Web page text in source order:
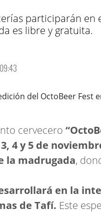
participarán
es libre y gratuita.
cervecero
4 y 5 de
la madrugada,
en la
de Tafí. Este